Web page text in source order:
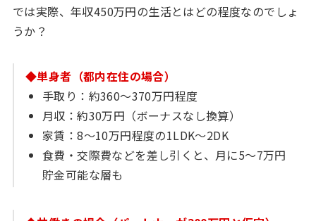
では実際、年収450万円の生活とはどの程度なのでしょ
うか？
◆単身者（都内在住の場合）
手取り：約360〜370万円程度
月収：約30万円（ボーナスなし換算）
家賃：8〜10万円程度の1LDK〜2DK
食費・交際費などを差し引くと、月に5〜7万円
貯金可能な層も